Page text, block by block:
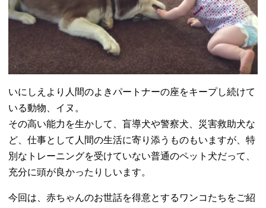
いにしえより人間のよきパートナーの座をキープし続けて
いる動物、イヌ。
その高い能力を生かして、盲導犬や警察犬、 災害救助犬な
ど、仕事として人間の生活に寄り添うものもいますが、特
別なトレーニングを受けていない普通のペット犬だって、
充分に頭が良かったりしいます。
今回は、赤ちゃんのお世話を得意とするワンコたちをご紹